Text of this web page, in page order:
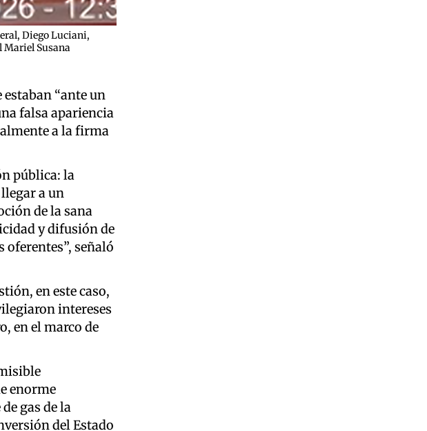
Diego Luciani,
Mariel Susana
“ante un
falsa apariencia
a la firma
pública: la
a un
de la sana
y difusión de
señaló
en este caso,
intereses
en el marco de
enorme
gas de la
del Estado